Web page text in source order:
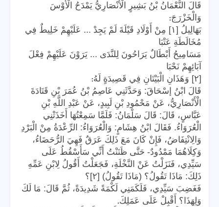
قَالَ النُّعْمَانُ بْنُ بَشِيرٍ الْأَنْصَارِيُّ يَمْدَحُ الْأَوْسَ
وَالْخَزْرَجَ:
بَهَالِيلُ [١] مِنْ أَوْلَادِ قَيْلَةَ لَمْ يَجِدْ ... عَلَيْهِمْ خَلِيطٌ فِي
مُخَالَطَةِ عَتْبَا
مَسَامِيحُ أَبْطَالٌ يَرَاحُونَ لِلنَّدَى ... يَرَوْنَ عَلَيْهِمْ فِعْلَ
آبَائِهِمْ نَحْبَا
[٢] وَهَذَانِ الْبَيْتَانِ فِي قَصِيدَةٍ لَهُ
:
قَالَ ابْنُ إسْحَاقَ: وَحَدَّثَنِي عَاصِمُ بْنُ عُمَرَ بْنِ قَتَادَةَ
الْأَنْصَارِيُّ، عَنْ مَحْمُودِ بْنِ لَبِيدٍ، عَنْ عَبْدِ اللَّهِ بْنِ
عَبَّاسٍ، قَالَ: قَالَ سَلْمَانُ: فَلَمَّا سَمِعْتُهَا أَخَذَتْنِي
الْعُرَوَاءُ. فَقَالَ ابْنُ هِشَامٍ: وَالْعُرَوَاءُ: الرِّعْدَةُ مِنْ الْبَرْدِ
وَالِانْتِفَاضُ، فَإِنْ كَانَ مَعَ ذَلِكَ عَرَقٌ فَهِيَ الرُّحَضَاءُ،
وَكِلَاهُمَا مَمْدُودٌ- حَتَّى ظَنَنْتُ أَنِّي سَأَسْقُطُ عَلَى
سَيِّدِي، فَنَزَلْتُ عَنْ النَّخْلَةِ، فَجَعَلْتُ أَقُولُ لِابْنِ عَمِّهِ
ذَلِكَ: مَاذَا تَقُولُ؟ (مَاذَا تَقُولُ) [٢]؟
فَغَضِبَ سَيِّدِي، فَلَكَمَنِي لَكْمَةً شَدِيدَةً، ثُمَّ قَالَ: مَا لَكَ
وَلِهَذَا؟ أَقْبِلْ عَلَى عَمَلِكَ.